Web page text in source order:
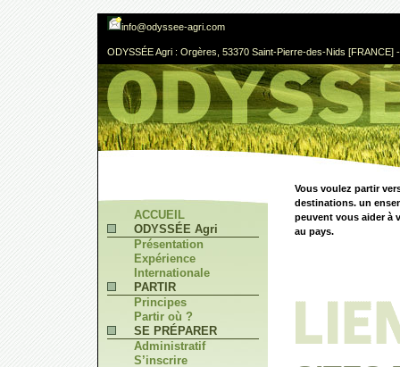
info@odyssee-agri.com
ODYSSÉE Agri : Orgères, 53370 Saint-Pierre-des-Nids [FRANCE]
ACCUEIL
ODYSSÉE Agri
Présentation
Expérience
Internationale
PARTIR
Principes
Partir où ?
SE PRÉPARER
Administratif
S’inscrire
Vous voulez partir
destinations. un
peuvent vous aider à
au pays.